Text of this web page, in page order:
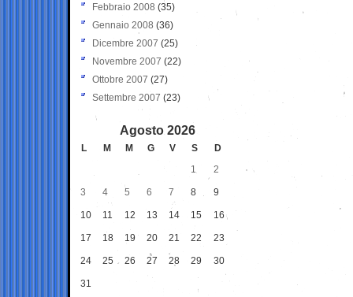
Febbraio 2008 (35)
Gennaio 2008 (36)
Dicembre 2007 (25)
Novembre 2007 (22)
Ottobre 2007 (27)
Settembre 2007 (23)
Agosto 2026
L M M G V S
D
1
2
3 4 5 6 7 8 9
10 11 12 13 14 15 16
17 18 19 20 21 22 23
24 25 26 27 28 29 30
31